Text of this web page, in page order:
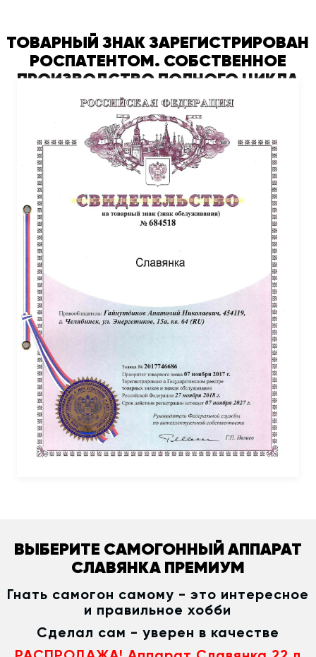
ТОВАРНЫЙ ЗНАК ЗАРЕГИСТРИРОВАН
РОСПАТЕНТОМ. СОБСТВЕННОЕ
ПРОИЗВОДСТВО ПОЛНОГО ЦИКЛА
ВЫБЕРИТЕ САМОГОННЫЙ АППАРАТ
СЛАВЯНКА ПРЕМИУМ
Гнать самогон самому - это интересное
и правильное хобби
Сделал сам - уверен в качестве